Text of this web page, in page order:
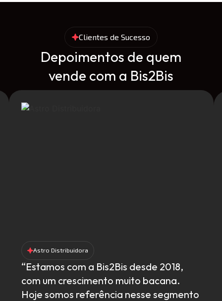
Clientes de Sucesso
Depoimentos de quem
vende com a Bis2Bis
Astro Distribuidora
“Estamos com a Bis2Bis desde 2018,
com um crescimento muito bacana.
Hoje somos referência nesse segmento